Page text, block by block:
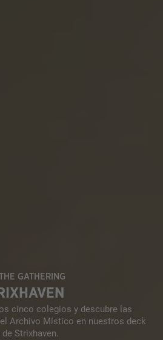
GATHERING
cinco colegios y descubre las
Archivo Místico en nuestros deck
Strixhaven.